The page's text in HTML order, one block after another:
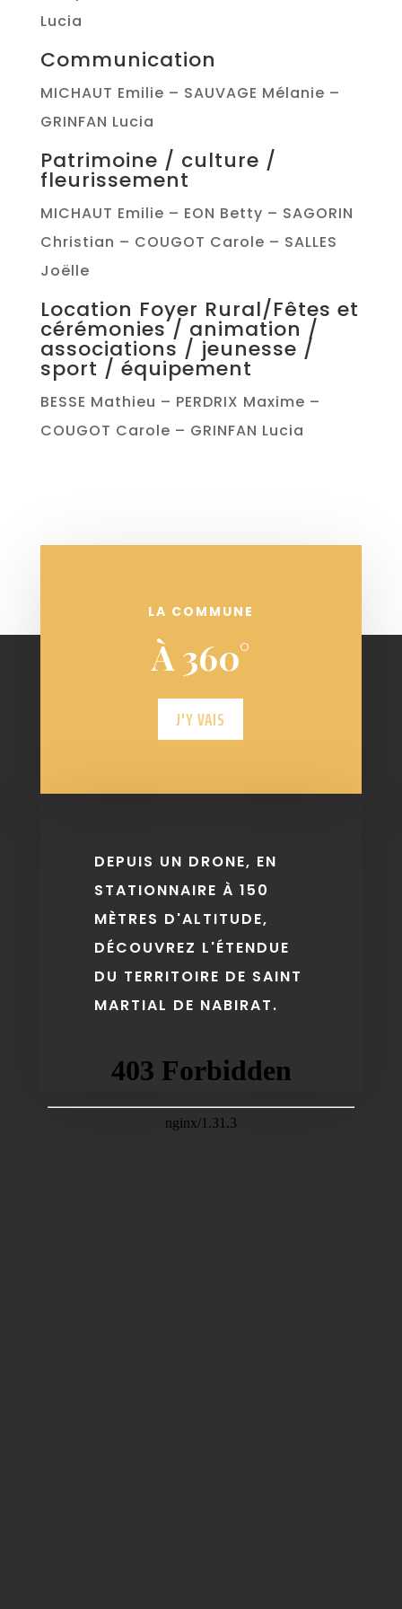
Lucia
Communication
MICHAUT Emilie – SAUVAGE Mélanie –
GRINFAN Lucia
Patrimoine / culture /
fleurissement
MICHAUT Emilie – EON Betty – SAGORIN
Christian – COUGOT Carole – SALLES
Joëlle
Location Foyer Rural/Fêtes et
cérémonies / animation /
associations / jeunesse /
sport / équipement
BESSE Mathieu – PERDRIX Maxime –
COUGOT Carole – GRINFAN Lucia
LA COMMUNE
À 360°
J'Y VAIS
DEPUIS UN DRONE, EN
STATIONNAIRE À 150
MÈTRES D'ALTITUDE,
DÉCOUVREZ L'ÉTENDUE
DU TERRITOIRE DE SAINT
MARTIAL DE NABIRAT.